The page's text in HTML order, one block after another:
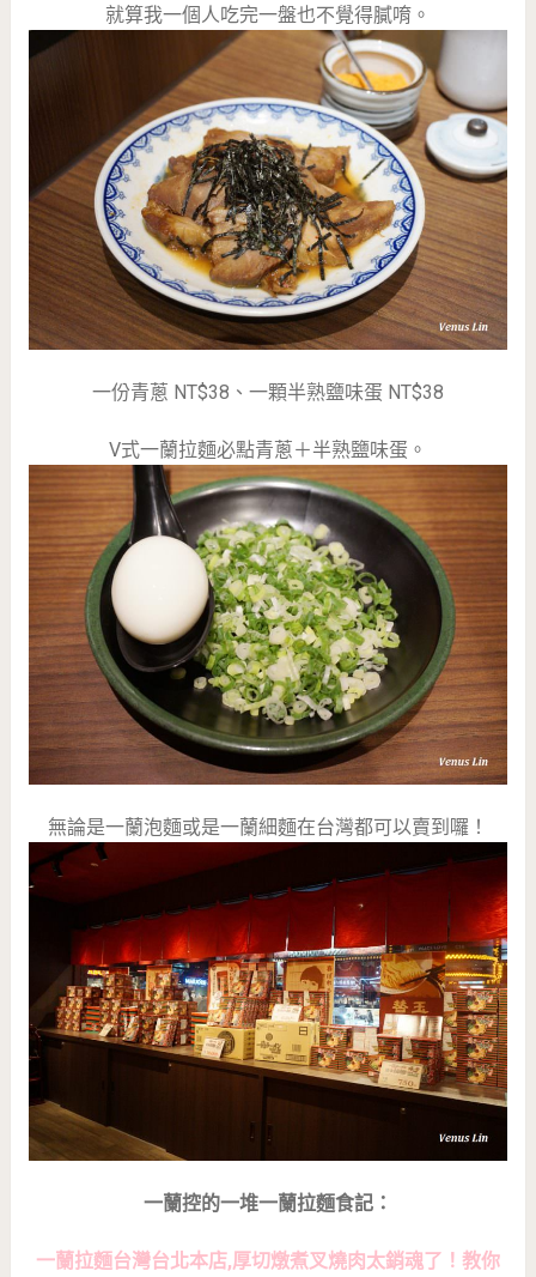
就算我一個人吃完一盤也不覺得膩唷。
一份青蔥 NT$38、一顆半熟鹽味蛋 NT$38
V式一蘭拉麵必點青蔥＋半熟鹽味蛋。
無論是一蘭泡麵或是一蘭細麵在台灣都可以賣到囉！
一蘭控的一堆一蘭拉麵食記：
一蘭拉麵台灣台北本店,厚切燉煮叉燒肉太銷魂了！教你